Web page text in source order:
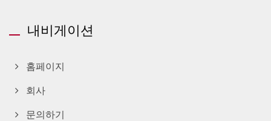
내비게이션
홈페이지
회사
문의하기